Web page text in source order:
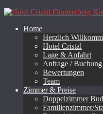
Home
Herzlich
Hotel Cristal
Lage & Anfahrt
Anfrage / Buchung
Bewertungen
Team
Zimmer & Preise
Doppelzimmer
Familienzimmer/